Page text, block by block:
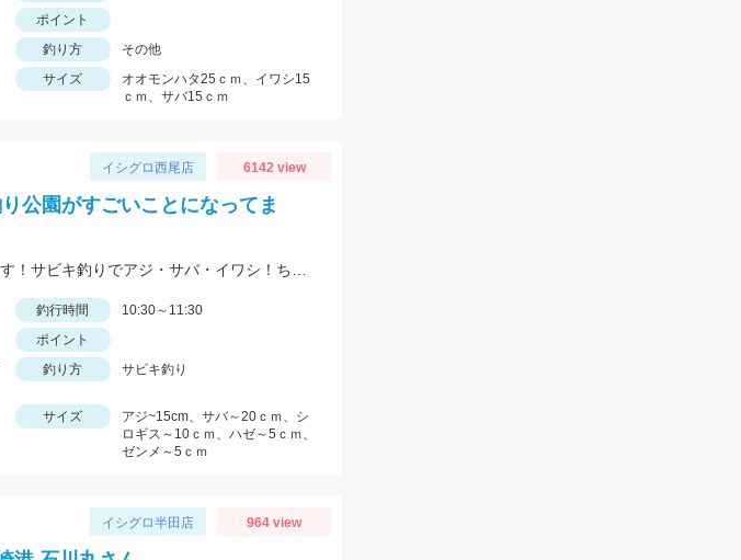
ポイント
釣り方
その他
サイズ
オオモンハタ25ｃｍ、イワシ15
ｃｍ、サバ15ｃｍ
イシグロ西尾店 6142 view
公園がすごいことになってま
釣行時間
10:30～11:30
ポイント
釣り方 サビキ釣り
サイズ
アジ~15cm、サバ～20ｃｍ、シ
ロギス～10ｃｍ、ハゼ～5ｃｍ、
ゼンメ～5ｃｍ
イシグロ半田店 964 view